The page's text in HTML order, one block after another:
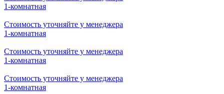
1-комнатная
Стоимость уточняйте у менеджера
1-комнатная
Стоимость уточняйте у менеджера
1-комнатная
Стоимость уточняйте у менеджера
1-комнатная